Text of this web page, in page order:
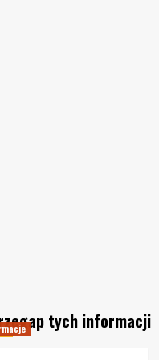
tych informacji